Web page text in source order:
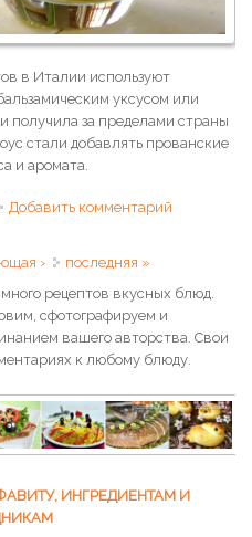
в Италии используют
уксусом или
получила за пределами страны
стали добавлять прованские
и аромата.
для салата
Добавить комментарий
›
последняя »
рецептов вкусных блюд.
сфотографируем и
вашего авторства. Свои
к любому блюду.
ИНГРЕДИЕНТАМ И